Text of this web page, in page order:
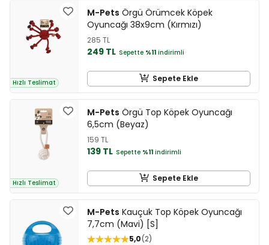
Hızlı Teslimat
M-Pets Örgü Örümcek Köpek
Oyuncağı 38x9cm (Kırmızı)
285 TL
249 TL Sepette %11 indirimli
Sepete Ekle
Hızlı Teslimat
M-Pets Örgü Top Köpek Oyuncağı
6,5cm (Beyaz)
159 TL
139 TL Sepette %11 indirimli
Sepete Ekle
M-Pets Kauçuk Top Köpek Oyuncağı
7,7cm (Mavi) [S]
5,0 2